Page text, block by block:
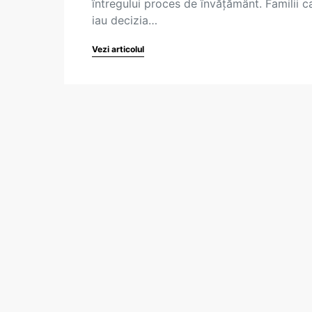
întregului proces de învățământ. Familii
iau decizia…
Vezi articolul